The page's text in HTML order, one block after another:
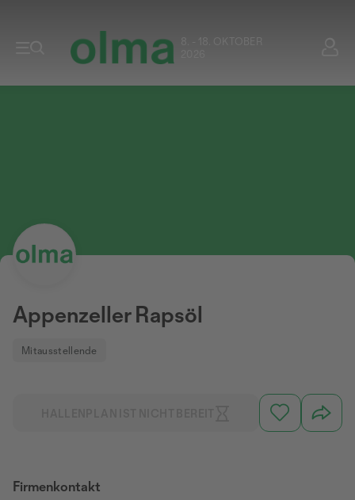
8. - 18. OKTOBER
Appenzeller Rapsöl
Mitausstellende
Firmenkontakt